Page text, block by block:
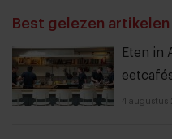
Best gelezen artikelen
Eten in
4 augustus